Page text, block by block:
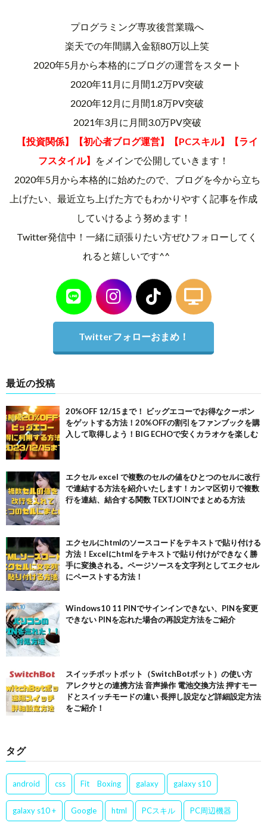
プログラミング専攻後営業職へ
楽天での年間購入金額80万以上笑
2020年5月から本格的にブログの運営をスタート
2020年11月に月間1.2万PV突破
2020年12月に月間1.8万PV突破
2021年3月に月間3.0万PV突破
【投資関係】【初心者ブログ運営】【PCスキル】【ライ
フスタイル】
をメインで公開していきます！
2020年5月から本格的に始めたので、ブログを今から立ち
上げたい、最近立ち上げた方でもわかりやすく記事を作成
していけるよう努めます！
Twitter発信中！一緒に頑張りたい方ぜひフォローしてく
れると嬉しいです^^
Twitterフォローおまめ！
最近の投稿
20%OFF 12/15まで！ ビッグエコーでお得なクーポン
をゲットする方法！20%OFFの割引をファンブックを購
入して取得しよう！BIG ECHOで安くカラオケを楽しむ
エクセル excel で複数のセルの値をひとつのセルに改行
で連結する方法を紹介いたします！カンマ区切りで複数
行を連結、結合する関数 TEXTJOINでまとめる方法
エクセルにhtmlのソースコードをテキストで貼り付ける
方法！Excelにhtmlをテキストで貼り付けができなく勝
手に変換される。ページソースを文字列としてエクセル
にペーストする方法！
Windows10 11 PINでサインインできない、PINを変更
できない PINを忘れた場合の再設定方法をご紹介
スイッチボットボット（SwitchBotボット）の使い方
アレクサとの連携方法 音声操作 電池交換方法 押すモー
ドとスイッチモードの違い 長押し設定など詳細設定方法
をご紹介！
タグ
android css Fit Boxing galaxy galaxy s10
galaxy s10 + Google html PCスキル PC周辺機器